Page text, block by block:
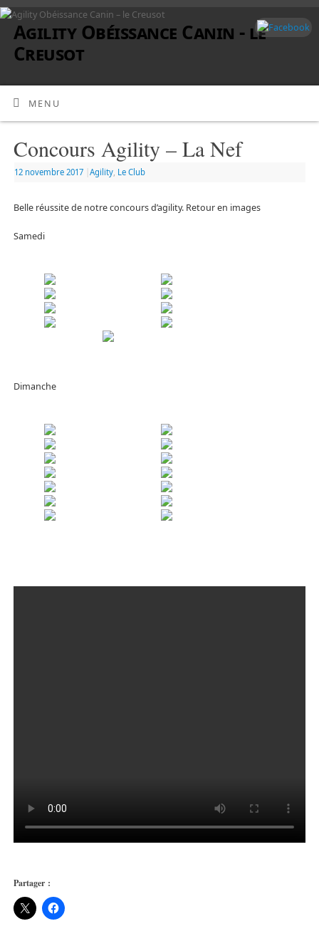
Agility Obéissance Canin - le
Creusot
MENU
Concours Agility – La Nef
12 novembre 2017 Agility, Le Club
Belle réussite de notre concours d’agility. Retour en images
Samedi
Dimanche
Partager :